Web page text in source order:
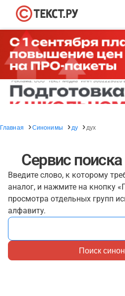
Главная Синонимы ду дух
Сервис
Введите слово, к которому
аналог, и нажмите на кнопку
просмотра отдельных групп
алфавиту.
Поиск